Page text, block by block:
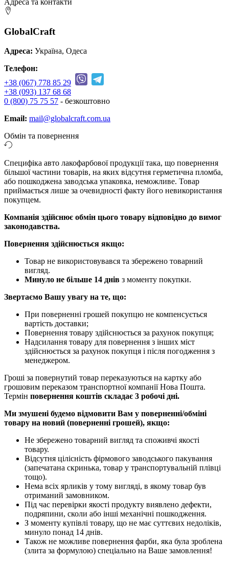
GlobalCraft
Адреса: Україна, Одеса
Телефон:
+38 (067) 778 85 29
+38 (093) 137 68 68
0 (800) 75 75 57 - безкоштовно
Email: mail@globalcraft.com.ua
Обмін та повернення
Специфіка авто лакофарбової продукції така, що повернення
більшої частини товарів, на яких відсутня герметична пломба,
або пошкоджена заводська упаковка, неможливе. Товар
приймається лише за очевидності факту його невикористання
покупцем.
Компанія здійснює обмін цього товару відповідно до вимог
законодавства.
Повернення здійснюється якщо:
Товар не використовувався та збережено товарний
вигляд.
Минуло не більше 14 днів з моменту покупки.
Звертаємо Вашу увагу на те, що:
При поверненні грошей покупцю не компенсується
вартість доставки;
Повернення товару здійснюється за рахунок покупця;
Надсилання товару для повернення з інших міст
здійснюється за рахунок покупця і після погодження з
менеджером.
Гроші за повернутий товар переказуються на картку або
грошовим переказом транспортної компанії Нова Пошта.
Термін повернення коштів складає 3 робочі дні.
Ми змушені будемо відмовити Вам у поверненні/обміні
товару на новий (поверненні грошей), якщо:
Не збережено товарний вигляд та споживчі якості
товару.
Відсутня цілісність фірмового заводського пакування
(запечатана скринька, товар у транспортувальній плівці
тощо).
Нема всіх ярликів у тому вигляді, в якому товар був
отриманий замовником.
Під час перевірки якості продукту виявлено дефекти,
подряпини, сколи або інші механічні пошкодження.
З моменту купівлі товару, що не має суттєвих недоліків,
минуло понад 14 днів.
Також не можливе повернення фарби, яка була зроблена
(злита за формулою) спеціально на Ваше замовлення!